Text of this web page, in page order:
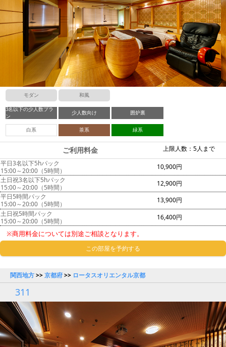
モダン 和風
3名以下の少人数プラ
ン
少人数向け 囲炉裏
白系 茶系 緑系
上限人数：5人まで
ご利用料金
平日3名以下5hパック
15:00～20:00（5時間）
10,900円
土日祝3名以下5hパック
15:00～20:00（5時間）
12,900円
平日5時間パック
15:00～20:00（5時間）
13,900円
土日祝5時間パック
15:00～20:00（5時間）
16,400円
※商用料金については別途ご相談となります。
この部屋を予約する
関西地方>>京都府>> ロータスオリエンタル京都
311